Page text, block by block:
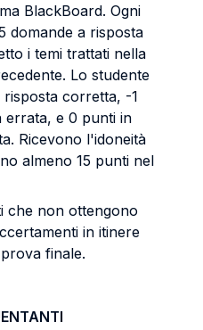
BlackBoard. Ogni
domande a risposta
i temi trattati nella
Lo studente
corretta, -1
errata, e 0 punti in
Ricevono l'idoneità
almeno 15 punti nel
che non ottengono
in itinere
finale.